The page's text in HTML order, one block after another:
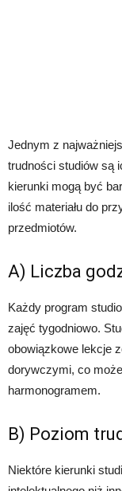
Jednym z
trudności studiów są
kierunki mogą być
ilość materiału do
przedmiotów.
A) Liczba
Każdy program
zajęć tygodniowo.
obowiązkowe lekcje
dorywczymi, co
harmonogramem.
B) Poziom
Niektóre kierunki